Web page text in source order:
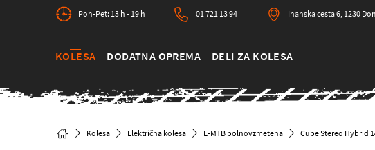
Pon-Pet: 13 h - 19 h 01 721 13 94 Ihanska cesta 6, 1230
KOLESA DODATNA OPREMA DELI ZA KOLESA
Kolesa Električna kolesa E-MTB polnovzmetena Cube Stereo Hybrid